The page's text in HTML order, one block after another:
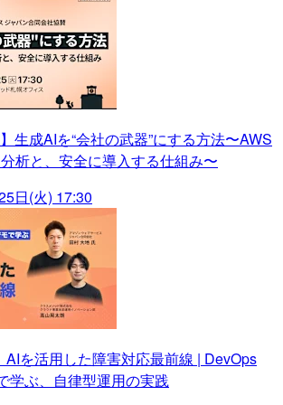
生成AIを“会社の武器”にする方法〜AWS
析と、安全に導入する仕組み〜
日(火) 17:30
AIを活用した障害対応最前線 | DevOps
学ぶ、自律型運用の実践